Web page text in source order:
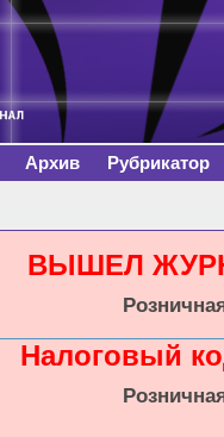
Архив Рубрикатор
ВЫШЕЛ
Налоговый